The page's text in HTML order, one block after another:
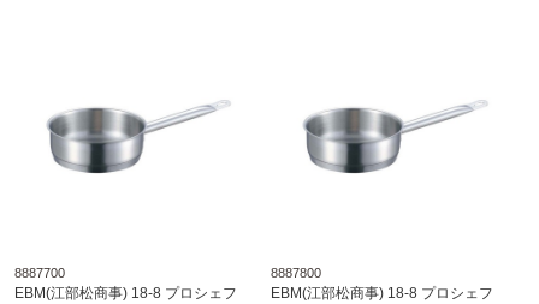
8887700
EBM(江部松商事) 18-8 プロシェフ
8887800
EBM(江部松商事) 18-8 プロシェフ